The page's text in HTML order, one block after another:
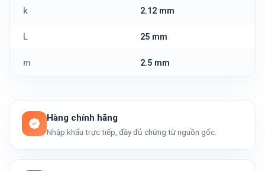
k 2.12 mm
L 25 mm
m 2.5 mm
Hàng chính hãng
Nhập khẩu trực tiếp, đầy đủ chứng từ nguồn gốc.